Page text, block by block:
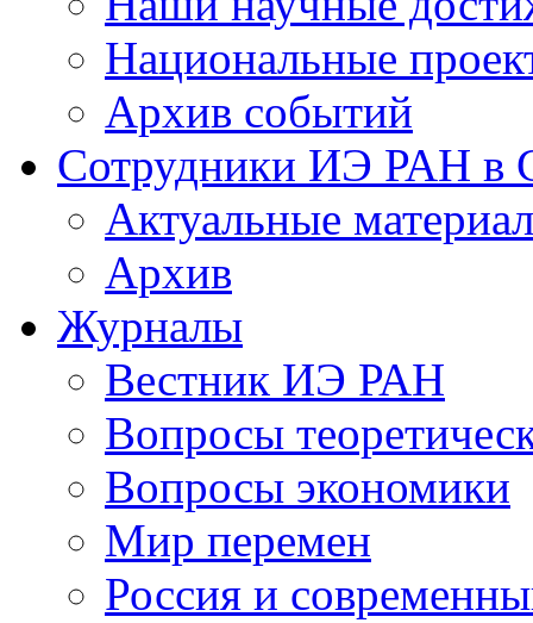
Национальные
Архив событий
Сотрудники ИЭ РАН
Актуальные
Архив
Журналы
Вестник ИЭ РАН
Вопросы
Вопросы экономики
Мир перемен
Россия и